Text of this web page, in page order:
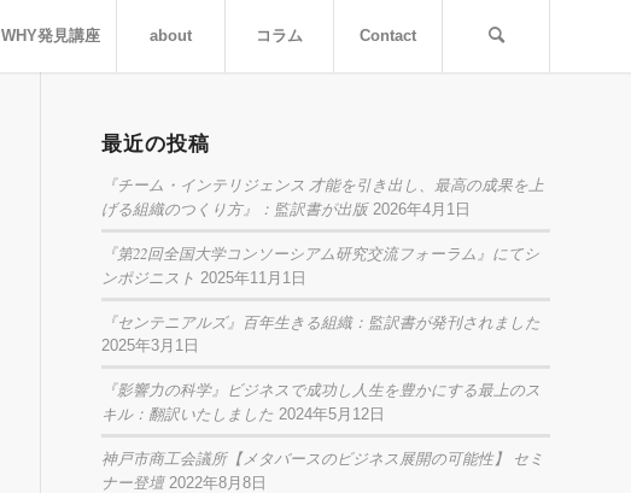
WHY発見講座 about コラム Contact
最近の投稿
『チーム・インテリジェンス 才能を引き出し、最高の成果を上
げる組織のつくり方』：監訳書が出版 2026年4月1日
『第22回全国大学コンソーシアム研究交流フォーラム』にてシ
ンポジニスト 2025年11月1日
『センテニアルズ』百年生きる組織：監訳書が発刊されました
2025年3月1日
『影響力の科学』ビジネスで成功し人生を豊かにする最上のス
キル：翻訳いたしました 2024年5月12日
神戸市商工会議所【メタバースのビジネス展開の可能性】 セミ
ナー登壇 2022年8月8日